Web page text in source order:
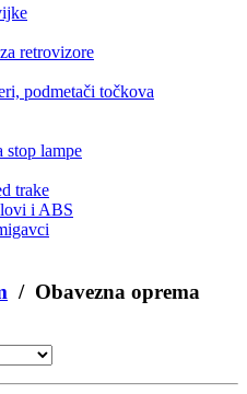
retrovizore
podmetači točkova
stop lampe
trake
i ABS
/ Obavezna oprema